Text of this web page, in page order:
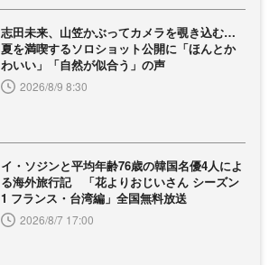
志田未来、山笠かぶってカメラを覗き込む…
夏を満喫するソロショット公開に「ほんとか
わいい」「自然が似合う」の声
2026/8/9 8:30
イ・ソジンと平均年齢76歳の韓国名優4人によ
る海外旅行記 「花よりおじいさん シーズン
1 フランス・台湾編」全国無料放送
2026/8/7 17:00